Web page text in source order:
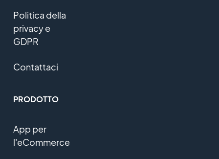
Politica della
privacy e
GDPR
Contattaci
PRODOTTO
App per
l'eCommerce